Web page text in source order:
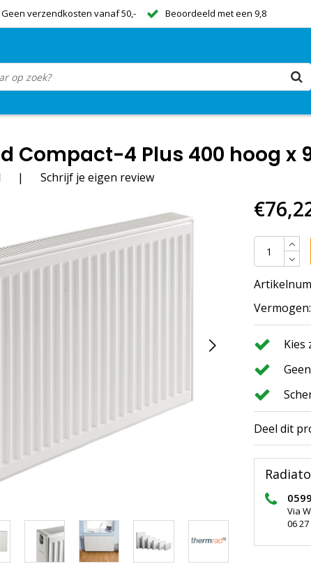
Geen verzendkosten vanaf 50,- Beoordeeld met een 9,8
Compact-4 Plus 400 hoog x
| Schrijf je eigen review
Kies
Deel dit
Via
06